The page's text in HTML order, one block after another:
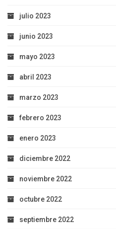
julio 2023
junio 2023
mayo 2023
abril 2023
marzo 2023
febrero 2023
enero 2023
diciembre 2022
noviembre 2022
octubre 2022
septiembre 2022